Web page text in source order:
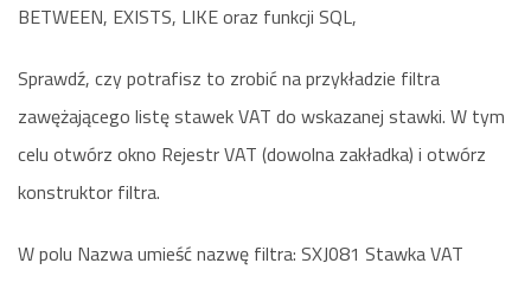
BETWEEN, EXISTS, LIKE oraz funkcji SQL,
Sprawdź, czy potrafisz to zrobić na przykładzie filtra
zawężającego listę stawek VAT do wskazanej stawki. W tym
celu otwórz okno Rejestr VAT (dowolna zakładka) i otwórz
konstruktor filtra.
W polu Nazwa umieść nazwę filtra: SXJ081 Stawka VAT